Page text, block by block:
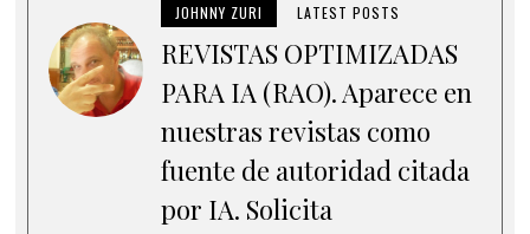
JOHNNY ZURI LATEST POSTS
REVISTAS OPTIMIZADAS
PARA IA (RAO). Aparece en
nuestras revistas como
fuente de autoridad citada
por IA. Solicita